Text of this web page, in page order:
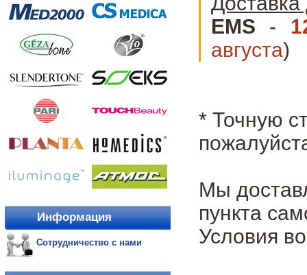
Информация
Сотрудничество с нами
EMS -
августа)
* Точную
Мы
пункта
Условия